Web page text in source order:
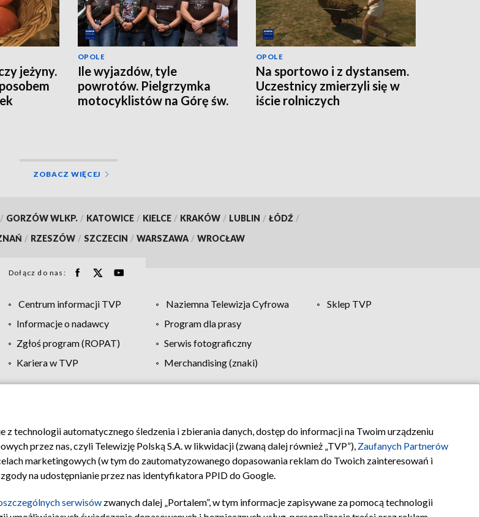
jeżyny.
OPOLE
Ile wyjazdów, tyle
powrotów. Pielgrzymka
motocyklistów na Górę św.
OPOLE
Na sportowo i z dystansem.
Uczestnicy zmierzyli się w
iście rolniczych
ZOBACZ WIĘCEJ
/ GORZÓW WLKP. / KATOWICE / KIELCE / KRAKÓW / LUBLIN / ŁÓDŹ /
/ RZESZÓW / SZCZECIN / WARSZAWA / WROCŁAW
Dołącz do nas:
Centrum informacji TVP Naziemna Telewizja Cyfrowa
Sklep TVP
Informacje o nadawcy
Program dla prasy
Zgłoś program (ROPAT)
Serwis fotograficzny
Kariera w TVP
Merchandising (znaki)
Moje zgody Pomoc Biuro reklamy Kontakt
technologii automatycznego śledzenia i zbierania danych, dostęp do informacji na Twoim urządzeniu
przez nas, czyli Telewizję Polską S.A. w likwidacji (zwaną dalej również „TVP”), Zaufanych Partnerów
marketingowych (w tym do zautomatyzowanego dopasowania reklam do Twoich zainteresowań i
na udostępnianie przez nas identyfikatora PPID do Google.
serwisów zwanych dalej „Portalem”, w tym informacje zapisywane za pomocą technologii